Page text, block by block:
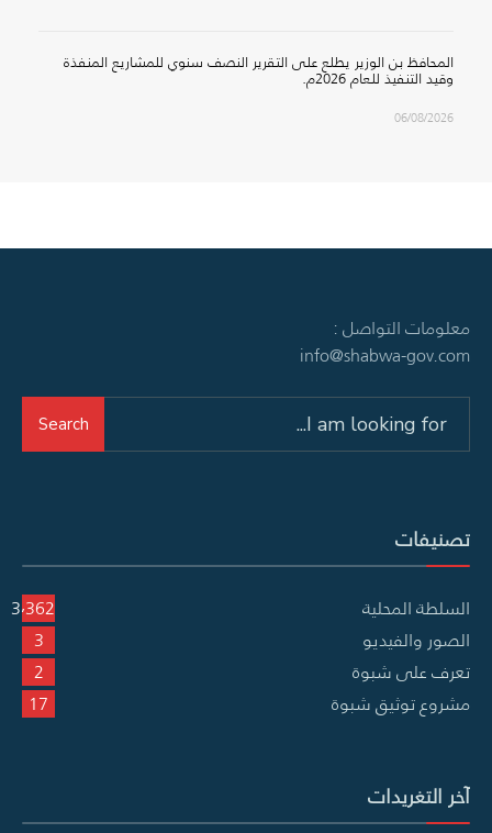
المحافظ بن الوزير يطلع على التقرير النصف سنوي للمشاريع المنفذة
وقيد التنفيذ للعام 2026م.
06/08/2026
معلومات التواصل :
info@shabwa-gov.com
Search
تصنيفات
السلطة المحلية
3٬362
الصور والفيديو
3
تعرف على شبوة
2
مشروع توثيق شبوة
17
آخر التغريدات